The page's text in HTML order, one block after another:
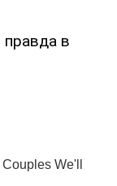
в